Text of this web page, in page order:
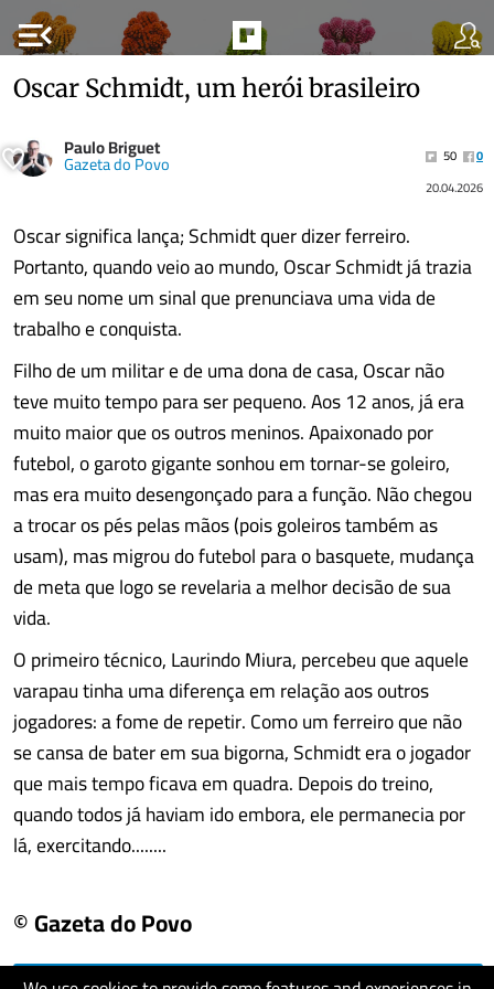
menu_open
Oscar Schmidt, um herói brasileiro
Paulo Briguet
Gazeta do Povo 50
0
20.04.2026
Oscar significa lança; Schmidt quer dizer ferreiro.
Portanto, quando veio ao mundo, Oscar Schmidt já trazia
em seu nome um sinal que prenunciava uma vida de
trabalho e conquista.
Filho de um militar e de uma dona de casa, Oscar não
teve muito tempo para ser pequeno. Aos 12 anos, já era
muito maior que os outros meninos. Apaixonado por
futebol, o garoto gigante sonhou em tornar-se goleiro,
mas era muito desengonçado para a função. Não chegou
a trocar os pés pelas mãos (pois goleiros também as
usam), mas migrou do futebol para o basquete, mudança
de meta que logo se revelaria a melhor decisão de sua
vida.
O primeiro técnico, Laurindo Miura, percebeu que aquele
varapau tinha uma diferença em relação aos outros
jogadores: a fome de repetir. Como um ferreiro que não
se cansa de bater em sua bigorna, Schmidt era o jogador
que mais tempo ficava em quadra. Depois do treino,
quando todos já haviam ido embora, ele permanecia por
lá, exercitando........
© Gazeta do Povo